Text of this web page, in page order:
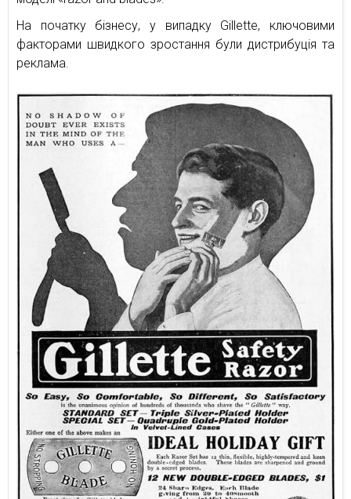
На початку бізнесу, у випадку Gillette, ключовими
факторами швидкого зростання були дистрибуція та
реклама.